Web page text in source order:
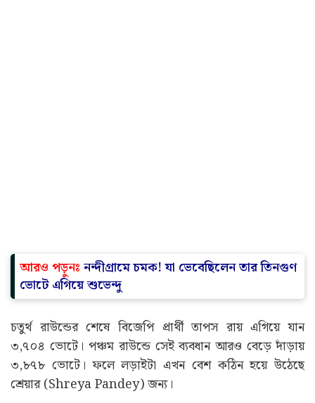
আরও পড়ুনঃ নন্দীগ্রামে চমক! যা ভেবেছিলেন তার তিনগুণ
ভোটে এগিয়ে শুভেন্দু
চতুর্থ রাউন্ডের শেষে বিজেপি প্রার্থী তাপস রায় এগিয়ে যান
৩,৭০৪ ভোটে। পঞ্চম রাউন্ডে সেই ব্যবধান আরও বেড়ে দাঁড়ায়
৩,৮৭৮ ভোটে। ফলে লড়াইটা এখন বেশ কঠিন হয়ে উঠেছে
শ্রেয়ার (Shreya Pandey) জন্য।